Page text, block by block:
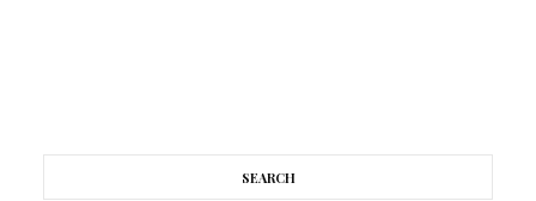
SEARCH